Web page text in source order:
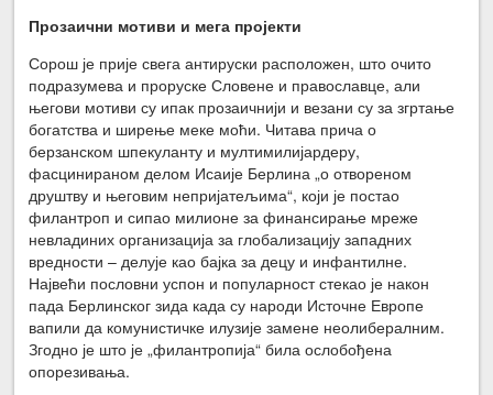
Прозаични мотиви и мега пројекти
Сорош је прије свега антируски расположен, што очито
подразумева и проруске Словене и православце, али
његови мотиви су ипак прозаичнији и везани су за згртање
богатства и ширење меке моћи. Читава прича о
берзанском шпекуланту и мултимилијардеру,
фасцинираном делом Исаије Берлина „о отвореном
друштву и његовим непријатељима“, који је постао
филантроп и сипао милионе за финансирање мреже
невладиних организација за глобализацију западних
вредности – делује као бајка за децу и инфантилне.
Највећи пословни успон и популарност стекао је након
пада Берлинског зида када су народи Источне Европе
вапили да комунистичке илузије замене неолибералним.
Згодно је што је „филантропија“ била ослобођена
опорезивања.